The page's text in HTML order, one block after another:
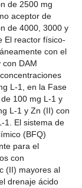
de 2500 mg
aceptor de
de 4000, 3000 y
El reactor físico-
con el
DAM
L-1, en la Fase
100 mg L-1 y
L-1 y Zn (II) con
1. El sistema de
(BFQ)
para el
con
(II) mayores al
drenaje ácido